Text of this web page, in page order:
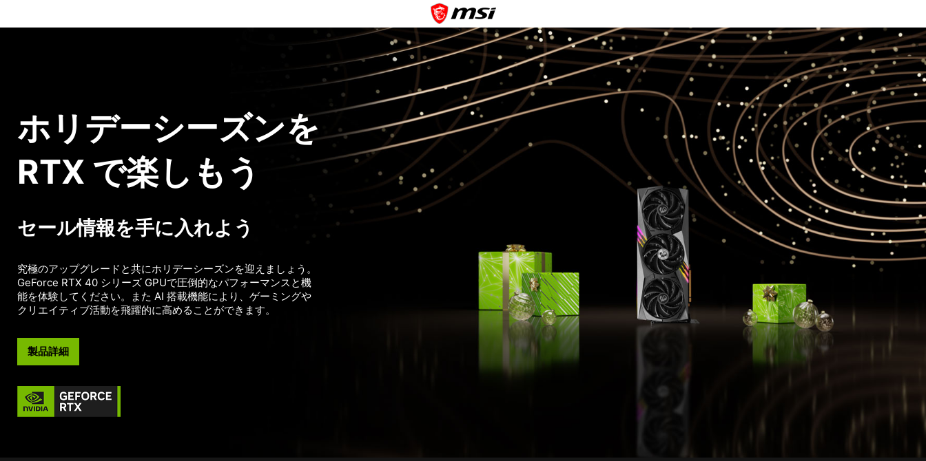
ホリデーシーズンを
RTX で楽しもう
セール情報を手に入れよう
究極のアップグレードと共にホリデーシーズンを迎えましょう。
GeForce RTX 40 シリーズ GPUで圧倒的なパフォーマンスと機
能を体験してください。また AI 搭載機能により、ゲーミングや
クリエイティブ活動を飛躍的に高めることができます。
製品詳細